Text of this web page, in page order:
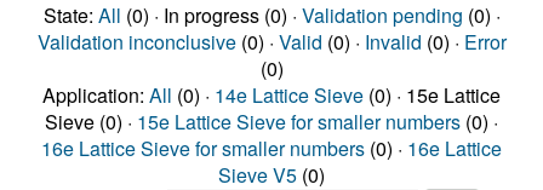
State: All (0) · In progress (0) · Validation pending (0) ·
Validation inconclusive(0) · Valid (0) · Invalid (0) · Error
(0)
Application: All (0) · 14e Lattice Sieve (0) · 15e Lattice
Sieve (0) · 15e Lattice Sieve for smaller numbers (0) ·
16e Lattice Sieve for smaller numbers (0) · 16e Lattice
Sieve V5 (0)